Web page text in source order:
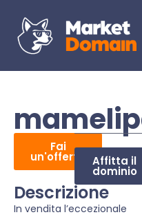
Fai
un'offerta Affitta il
dominio
Descrizione
In vendita l’eccezionale